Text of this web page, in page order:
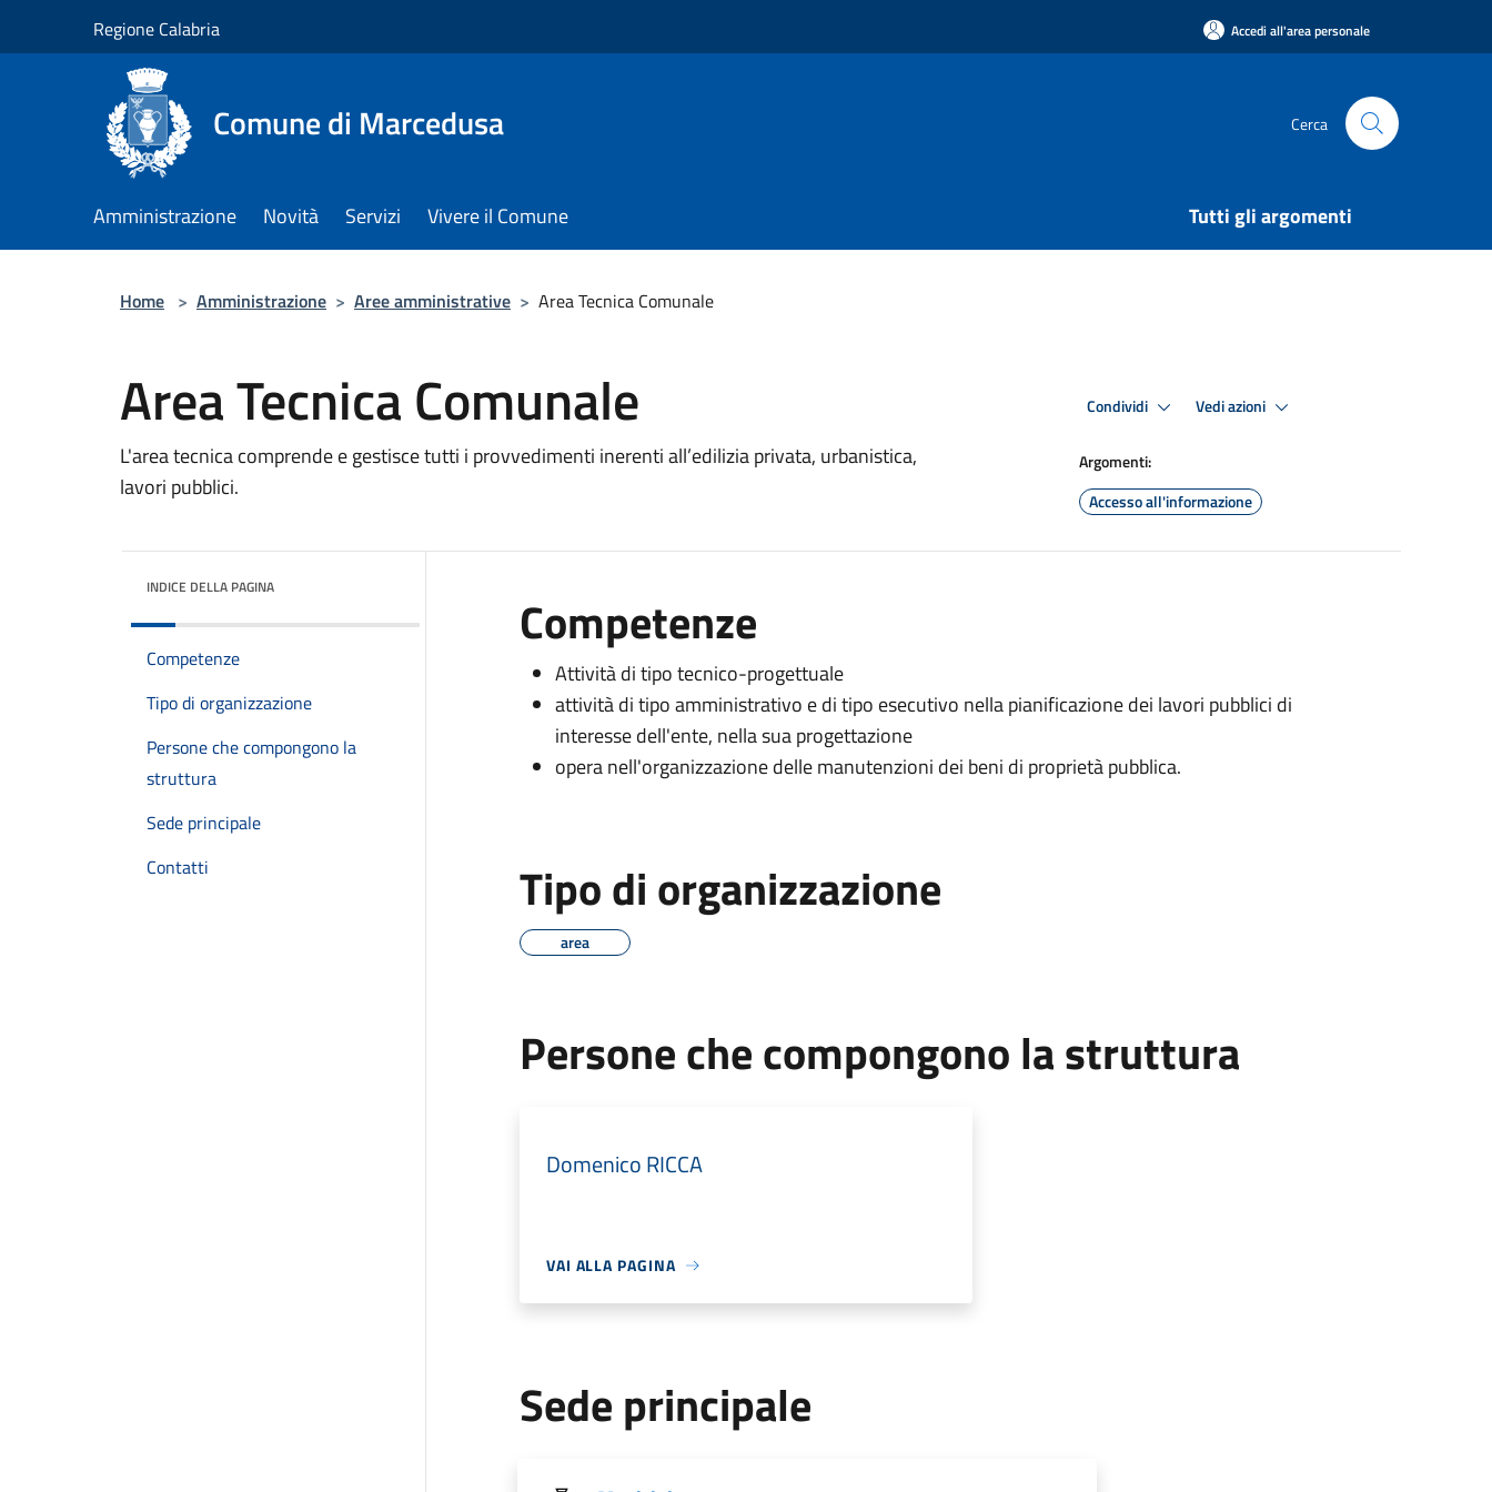
Regione Calabria Accedi all'area personale
Comune di Marcedusa Cerca
Amministrazione Novità Servizi Vivere il Comune Tutti gli argomenti
Home > Amministrazione > Aree amministrative > Area Tecnica Comunale
Area Tecnica Comunale
L'area tecnica comprende e gestisce tutti i provvedimenti inerenti all’edilizia privata, urbanistica,
lavori pubblici.
Condividi Vedi azioni
Argomenti:
Accesso all'informazione
INDICE DELLA PAGINA
Competenze
Tipo di organizzazione
Persone che compongono la
struttura
Sede principale
Contatti
Competenze
Attività di tipo tecnico-progettuale
attività di tipo amministrativo e di tipo esecutivo nella pianificazione dei lavori pubblici di
interesse dell'ente, nella sua progettazione
opera nell'organizzazione delle manutenzioni dei beni di proprietà pubblica.
Tipo di organizzazione
area
Persone che compongono la struttura
Domenico RICCA
VAI ALLA PAGINA
Sede principale